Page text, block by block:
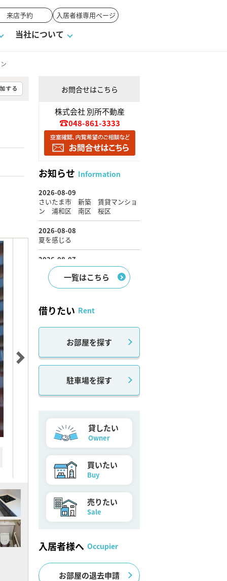
来店予約 入居者様専用ページ
高く売るポイント
当社について
お問合せはこちら
株式会社 別所不動産
048-861-3333
お知らせ Information
一覧はこちら
借りたい Rent
お部屋を探す
駐車場を探す
貸したい
Owner
買いたい
Buy
売りたい
Sale
入居者様へ Occupier
お部屋の退去申請